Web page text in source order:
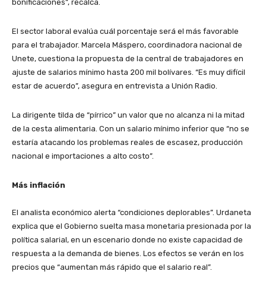
bonificaciones”, recalca.
El sector laboral evalúa cuál porcentaje será el más favorable
para el trabajador. Marcela Máspero, coordinadora nacional de
Unete, cuestiona la propuesta de la central de trabajadores en
ajuste de salarios mínimo hasta 200 mil bolívares. “Es muy difícil
estar de acuerdo”, asegura en entrevista a Unión Radio.
La dirigente tilda de “pírrico” un valor que no alcanza ni la mitad
de la cesta alimentaria. Con un salario mínimo inferior que “no se
estaría atacando los problemas reales de escasez, producción
nacional e importaciones a alto costo”.
Más inflación
El analista económico alerta “condiciones deplorables”. Urdaneta
explica que el Gobierno suelta masa monetaria presionada por la
política salarial, en un escenario donde no existe capacidad de
respuesta a la demanda de bienes. Los efectos se verán en los
precios que “aumentan más rápido que el salario real”.